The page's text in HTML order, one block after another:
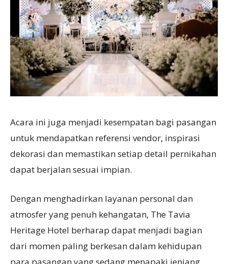
Acara ini juga menjadi kesempatan bagi pasangan
untuk mendapatkan referensi vendor, inspirasi
dekorasi dan memastikan setiap detail pernikahan
dapat berjalan sesuai impian.
Dengan menghadirkan layanan personal dan
atmosfer yang penuh kehangatan, The Tavia
Heritage Hotel berharap dapat menjadi bagian
dari momen paling berkesan dalam kehidupan